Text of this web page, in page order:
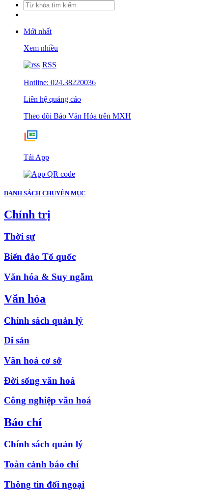
Mới nhất
Xem nhiều
RSS
Hotline: 024.38220036
Liên hệ quảng cáo
Theo dõi Báo Văn Hóa trên MXH
Tải App
DANH SÁCH CHUYÊN MỤC
Chính trị
Thời sự
Biển đảo Tổ quốc
Văn hóa & Suy ngẫm
Văn hóa
Chính sách quản lý
Di sản
Văn hoá cơ sở
Đời sống văn hoá
Công nghiệp văn hoá
Báo chí
Chính sách quản lý
Toàn cảnh báo chí
Thông tin đối ngoại